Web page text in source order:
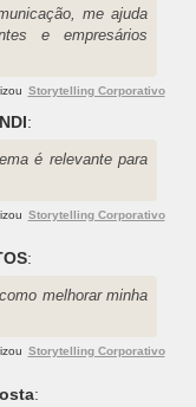
me ajuda
e empresários
Storytelling Corporativo
:
é relevante para
Storytelling Corporativo
:
melhorar minha
Storytelling Corporativo
: